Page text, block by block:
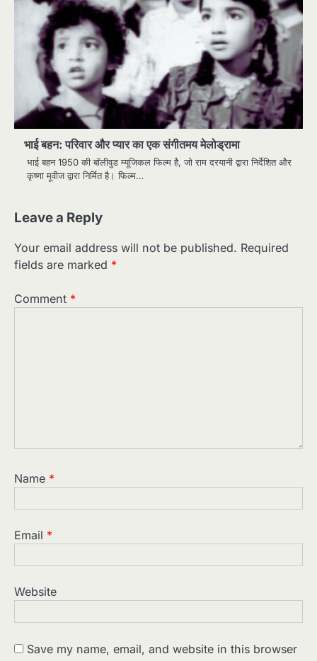
भाई बहन: परिवार और प्यार का एक संगीतमय मेलोड्रामा
भाई बहन 1950 की बॉलीवुड म्यूजिकल फिल्म है, जो राम दरयानी द्वारा निर्देशित और
कृष्णा मूवीज द्वारा निर्मित है। फिल्म…
Leave a Reply
Your email address will not be published. Required
fields are marked *
Comment *
Name *
Email *
Website
Save my name, email, and website in this browser